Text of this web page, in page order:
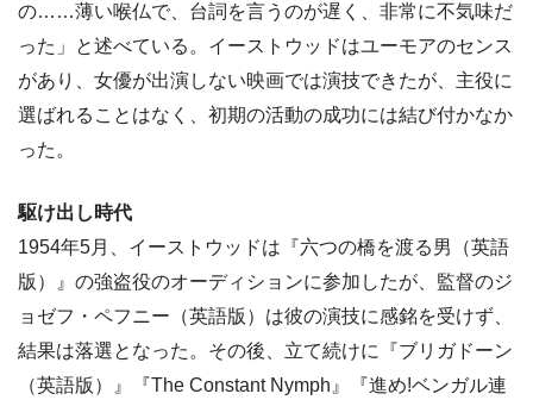
の……薄い喉仏で、台詞を言うのが遅く、非常に不気味だ
った」と述べている。イーストウッドはユーモアのセンス
があり、女優が出演しない映画では演技できたが、主役に
選ばれることはなく、初期の活動の成功には結び付かなか
った。
駆け出し時代
1954年5月、イーストウッドは『六つの橋を渡る男（英語
版）』の強盗役のオーディションに参加したが、監督のジ
ョゼフ・ペフニー（英語版）は彼の演技に感銘を受けず、
結果は落選となった。その後、立て続けに『ブリガドーン
（英語版）』『The Constant Nymph』『進め!ベンガル連